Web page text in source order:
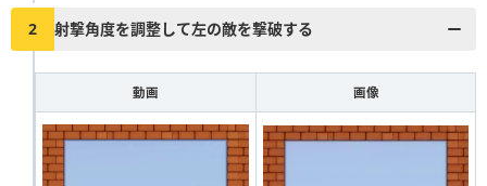
161
171
183 188
191 192 193 194 195 196 197 198 199 200
201 205 206 210
2 射撃角度を調整して左の敵を撃破する
動画 画像